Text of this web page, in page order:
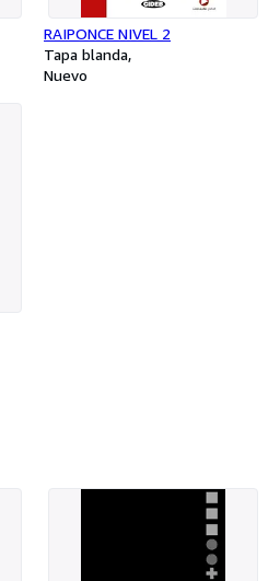
RAIPONCE NIVEL 2
Tapa blanda
Nuevo